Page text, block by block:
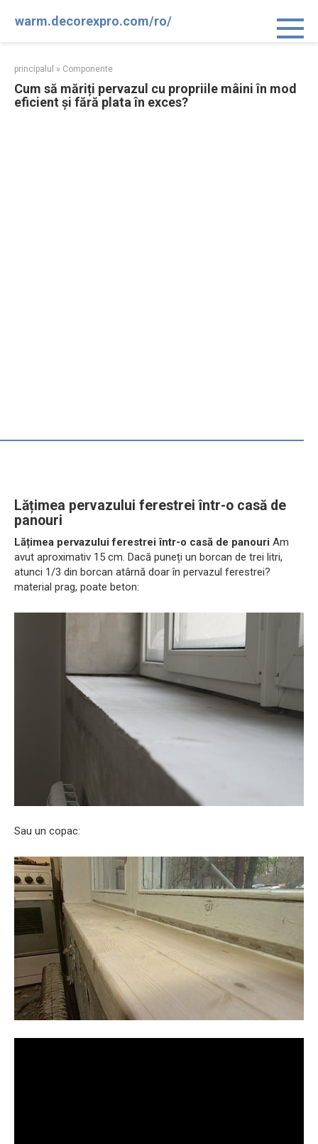
warm.decorexpro.com/ro/
principalul » Componente
Cum să măriți pervazul cu propriile mâini în mod
eficient și fără plata în exces?
Lățimea pervazului ferestrei într-o casă de
panouri
Lățimea pervazului ferestrei într-o casă de panouri Am
avut aproximativ 15 cm. Dacă puneți un borcan de trei litri,
atunci 1/3 din borcan atârnă doar în pervazul ferestrei?
material prag, poate beton:
Sau un copac: